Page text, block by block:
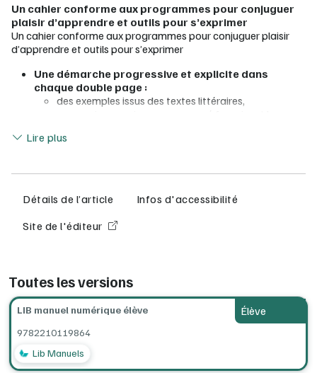
Un cahier conforme aux programmes pour conjuguer
plaisir d’apprendre et outils pour s’exprimer
Un cahier conforme aux programmes pour conjuguer plaisir
d’apprendre et outils pour s’exprimer
Une démarche progressive et explicite dans
chaque double page :
des exemples issus des textes littéraires,
des exercices progressifs classés par difficultés,
orthographe, vocabulaire et expression) et
pages d’autoévaluation
4 ateliers d’écriture pour enrichir son vocabulaire
et découvrir les entrées du nouveau programme
avec ou sans connexion internet
compatible ENT/GAR / plateforme d'établissement /
conforme aux recommandations CNIL (RGPD)
Configurations minimum requises (en ligne, ordinateur,
tablettes, clé USB) : consultez la documentation
complète lib MANUELS sur le site d'edulib
Lire plus
Détails de l’article
Infos d'accessibilité
Site de l'éditeur
Toutes les versions
Élève
LIB manuel numérique élève
9782210119864
Lib Manuels